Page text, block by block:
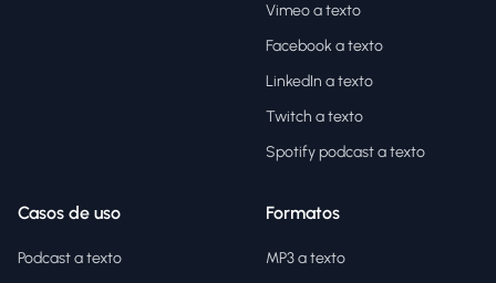
Vimeo a texto
Facebook a texto
LinkedIn a texto
Twitch a texto
Spotify podcast a texto
Casos de uso
Podcast a texto
Formatos
MP3 a texto